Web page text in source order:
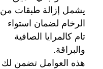
يشمل إزالة طبقات من
الرخام لضمان استواء
تام كالمرايا الصافية
والبراقة.
هذه العوامل تضمن لك